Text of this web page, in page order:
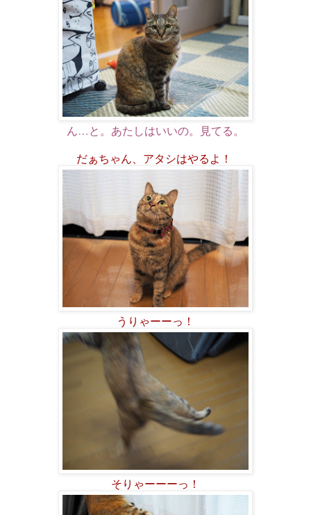
ん…と。あたしはいいの。見てる。
だぁちゃん、アタシはやるよ！
うりゃーーっ！
そりゃーーーっ！